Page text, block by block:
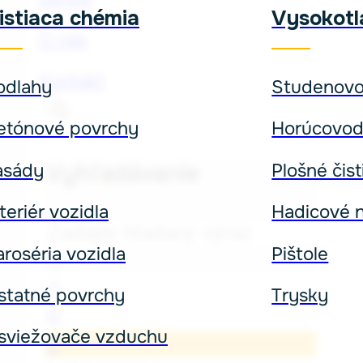
chémia
povrchy
vozidla
vozidla
povrchy
vzduchu
Plošné
Hadicové
Pištole
Trysky
Kontakt
×
0